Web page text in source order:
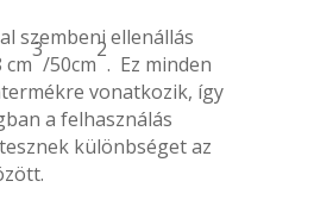
szembeni ellenállás
3
/50cm
2
. Ez minden
vonatkozik, így
a felhasználás
különbséget az